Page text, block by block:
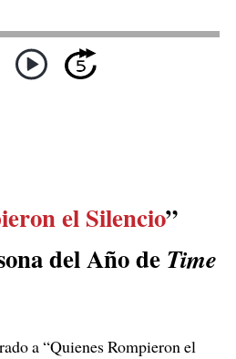
el Silencio”
del Año de Time
a “Quienes Rompieron el